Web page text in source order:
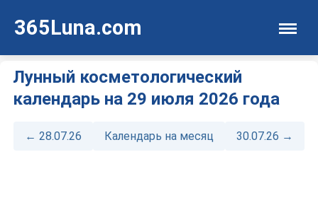
365Luna.com
Лунный косметологический
календарь на 29 июля 2026 года
← 28.07.26 Календарь на месяц 30.07.26 →